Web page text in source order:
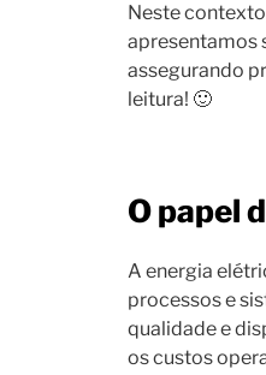
Neste
apresentamos
assegurando
leitura! 🙂
O papel
A energia
processos e
qualidade e
os custos